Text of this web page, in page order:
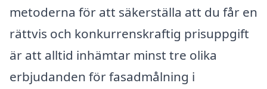
metoderna för att säkerställa att du får en
rättvis och konkurrenskraftig prisuppgift
är att alltid inhämtar minst tre olika
erbjudanden för fasadmålning i